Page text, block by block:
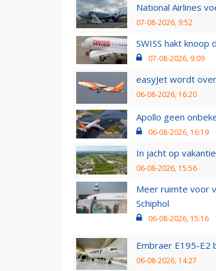
National Airlines
07-08-2026, 9:52
SWISS hakt
07-08-2026, 9:09
easyJet wordt
06-08-2026, 16:20
Apollo geen
06-08-2026, 16:19
In jacht op
06-08-2026, 15:56
Meer ruimte voor
Schiphol
06-08-2026, 15:16
Embraer E195-E2
06-08-2026, 14:27